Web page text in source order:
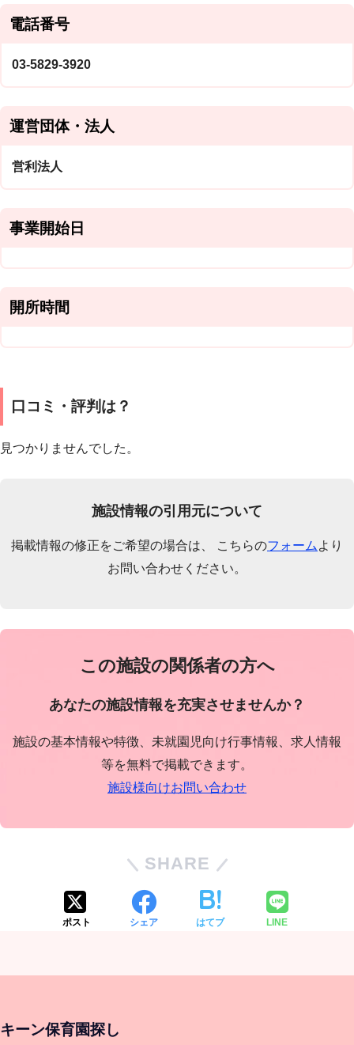
電話番号
03-5829-3920
運営団体・法人
営利法人
事業開始日
開所時間
口コミ・評判は？
見つかりませんでした。
施設情報の引用元について
掲載情報の修正をご希望の場合は、 こちらのフォーム より
お問い合わせください。
この施設の関係者の方へ
あなたの施設情報を充実させませんか？
施設の基本情報や特徴、未就園児向け行事情報、求人情報
等を無料で掲載できます。
施設様向けお問い合わせ
SHARE
ポスト シェア はてブ LINE
キーン保育園探し